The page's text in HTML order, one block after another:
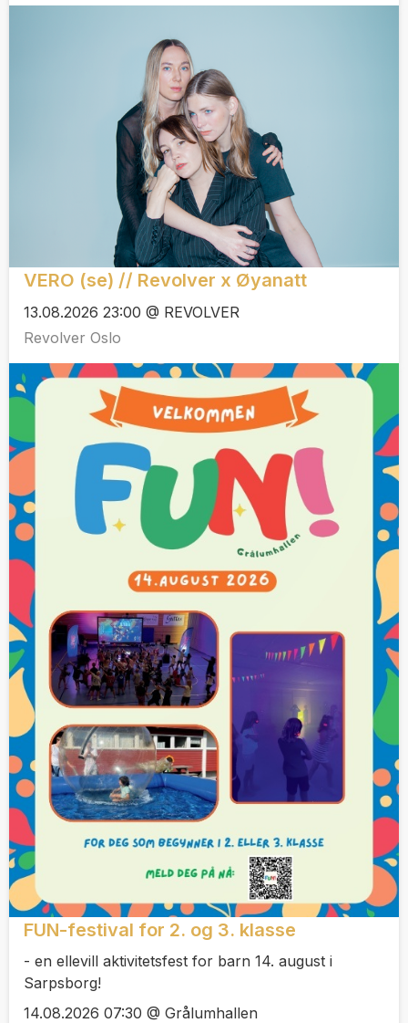
VERO (se) // Revolver x Øyanatt
13.08.2026 23:00 @ REVOLVER
Revolver Oslo
FUN-festival for 2. og 3. klasse
- en ellevill aktivitetsfest for barn 14. august i
Sarpsborg!
14.08.2026 07:30 @ Grålumhallen